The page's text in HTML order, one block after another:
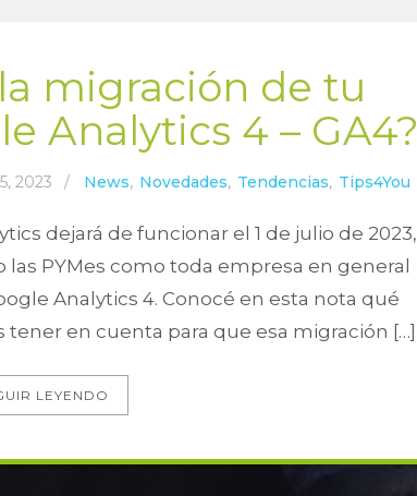
migración de tu
Analytics 4 – GA4?
2023 / News, Novedades, Tendencias, Tips4You
dejará de funcionar el 1 de julio de 2023,
PYMes como toda empresa en general
Analytics 4. Conocé en esta nota qué
en cuenta para que esa migración […]
LEYENDO